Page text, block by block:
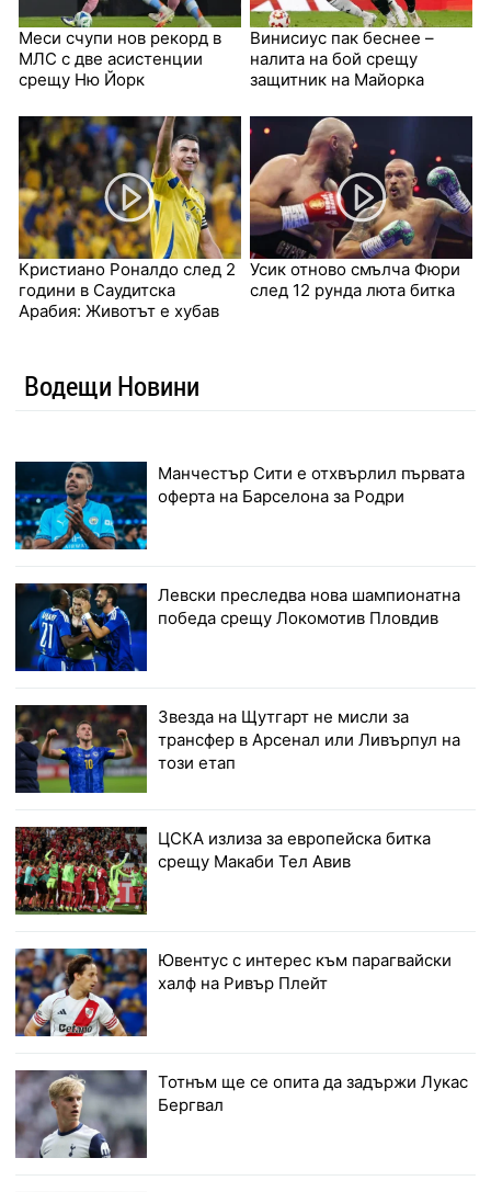
Меси счупи нов рекорд в
МЛС с две асистенции
срещу Ню Йорк
Винисиус пак беснее –
налита на бой срещу
защитник на Майорка
Кристиано Роналдо след 2
години в Саудитска
Арабия: Животът е хубав
Усик отново смълча Фюри
след 12 рунда люта битка
Водещи Новини
Манчестър Сити е отхвърлил първата
оферта на Барселона за Родри
Левски преследва нова шампионатна
победа срещу Локомотив Пловдив
Звезда на Щутгарт не мисли за
трансфер в Арсенал или Ливърпул на
този етап
ЦСКА излиза за европейска битка
срещу Макаби Тел Авив
Ювентус с интерес към парагвайски
халф на Ривър Плейт
Тотнъм ще се опита да задържи Лукас
Бергвал